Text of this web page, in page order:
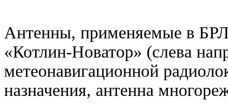
Антенны, применяемые в
«Котлин-Новатор» (слева
метеонавигационной
назначения, антенна